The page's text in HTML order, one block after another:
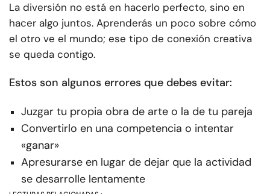
La diversión no está en hacerlo perfecto, sino en
hacer algo juntos. Aprenderás un poco sobre cómo
el otro ve el mundo; ese tipo de conexión creativa
se queda contigo.
Estos son algunos errores que debes evitar:
Juzgar tu propia obra de arte o la de tu pareja
Convertirlo en una competencia o intentar
«ganar»
Apresurarse en lugar de dejar que la actividad
se desarrolle lentamente